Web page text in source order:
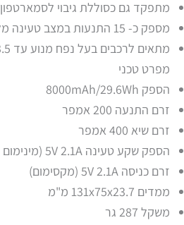
מתפקד גם כסוללת גיבוי לסמארטפון
מספק כ- 15 התנעות במצב טעינה מלא
מתאים לרכבים בעל נפח מנוע עד 3.5 ליטר
מפרט טכני
הספק 8000mAh/29.6Wh
זרם התנעה 200 אמפר
זרם שיא 400 אמפר
הספק שקע טעינה 5V 2.1A (מינימום 80 מיליאמפר)
זרם כניסה 5V 2.1A (מקסימום)
ממדים 131x75x23.7 מ"מ
משקל 287 גר